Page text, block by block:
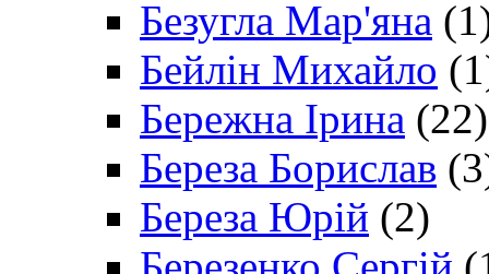
Безугла Мар'яна
Бейлін Михайло
Бережна Ірина (22)
Береза Борислав
Береза Юрій (2)